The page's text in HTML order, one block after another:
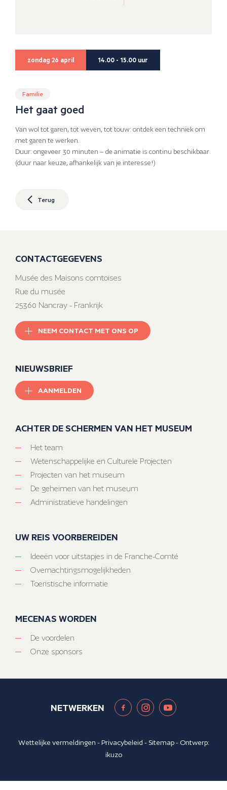
zondag 26 april 14.00 - 15.00 uur
Familie
Het gaat goed
Van wol tot garen, tot weven, tot touw: ontdek een techniek om
met garen te werken.
Duur: ongeveer 30 minuten – de animatie is continu beschikbaar
(duur naar keuze, afhankelijk van je interesse!)
Terug
CONTACTGEGEVENS
Musée des Maisons comtoises
Rue du musée
25360 Nancray - Frankrijk
NEEM CONTACT MET ONS OP
NIEUWSBRIEF
AANMELDEN
ACHTER DE SCHERMEN VAN HET MUSEUM
Het team
Wetenschappelijke en Culturele Projecten
Projecten van het museum
De geheimen van het museum
Administratieve handelingen
UW REIS VOORBEREIDEN
Ideeën voor uitstapjes in de Franche-Comté
Overnachtingsmogelijkheden
Toeristische informatie
MECENAS WORDEN
De voordelen
Onze sponsors
NETWERKEN
Wettelijke vermeldingen -Privacybeleid - Sitemap- Ontwerp:
ikuzo